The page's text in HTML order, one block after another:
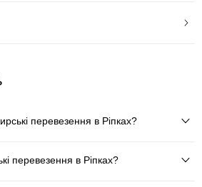
перевезення в Ріпках?
перевезення в Ріпках?